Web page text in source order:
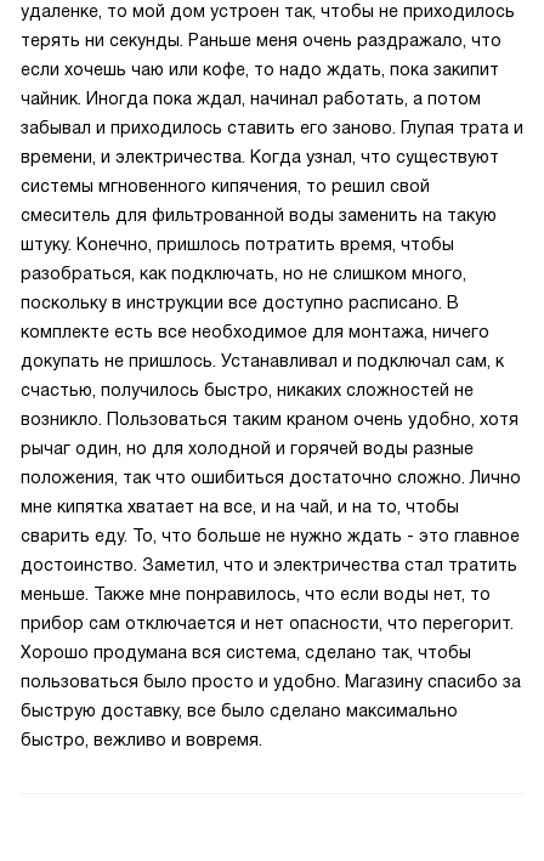
удаленке, то мой дом устроен так, чтобы не приходилось
терять ни секунды. Раньше меня очень раздражало, что
если хочешь чаю или кофе, то надо ждать, пока закипит
чайник. Иногда пока ждал, начинал работать, а потом
забывал и приходилось ставить его заново. Глупая трата и
времени, и электричества. Когда узнал, что существуют
системы мгновенного кипячения, то решил свой
смеситель для фильтрованной воды заменить на такую
штуку. Конечно, пришлось потратить время, чтобы
разобраться, как подключать, но не слишком много,
поскольку в инструкции все доступно расписано. В
комплекте есть все необходимое для монтажа, ничего
докупать не пришлось. Устанавливал и подключал сам, к
счастью, получилось быстро, никаких сложностей не
возникло. Пользоваться таким краном очень удобно, хотя
рычаг один, но для холодной и горячей воды разные
положения, так что ошибиться достаточно сложно. Лично
мне кипятка хватает на все, и на чай, и на то, чтобы
сварить еду. То, что больше не нужно ждать - это главное
достоинство. Заметил, что и электричества стал тратить
меньше. Также мне понравилось, что если воды нет, то
прибор сам отключается и нет опасности, что перегорит.
Хорошо продумана вся система, сделано так, чтобы
пользоваться было просто и удобно. Магазину спасибо за
быструю доставку, все было сделано максимально
быстро, вежливо и вовремя.